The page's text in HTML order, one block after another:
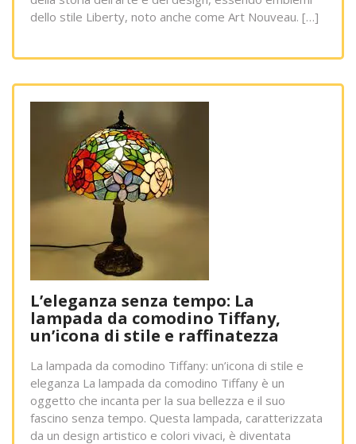
dello stile Liberty, noto anche come Art Nouveau. […]
L’eleganza senza tempo: La
lampada da comodino Tiffany,
un’icona di stile e raffinatezza
La lampada da comodino Tiffany: un’icona di stile e
eleganza La lampada da comodino Tiffany è un
oggetto che incanta per la sua bellezza e il suo
fascino senza tempo. Questa lampada, caratterizzata
da un design artistico e colori vivaci, è diventata